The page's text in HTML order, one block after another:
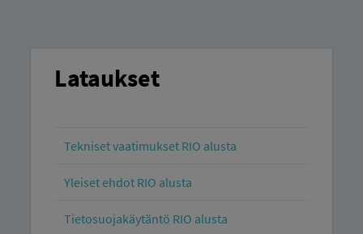
Lataukset
Tekniset vaatimukset RIO alusta
Yleiset ehdot RIO alusta
Tietosuojakäytäntö RIO alusta